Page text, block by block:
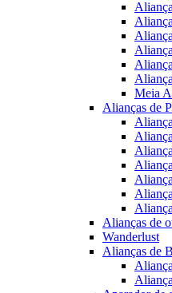
Meia
Alianças de
Alianças de
Wanderlust
Alianças de